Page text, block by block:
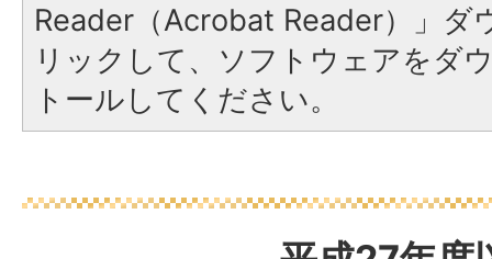
Reader（Acrobat Reader）」ダ
リックして、ソフトウェアをダ
トールしてください。